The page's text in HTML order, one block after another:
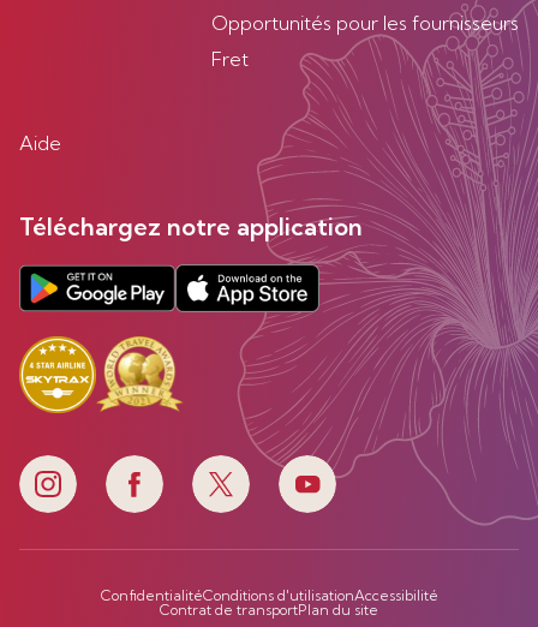
Opportunités pour les fournisseurs
Fret
Aide
Téléchargez notre application
ConfidentialitéConditions d'utilisationAccessibilité
Contrat de transportPlan du site